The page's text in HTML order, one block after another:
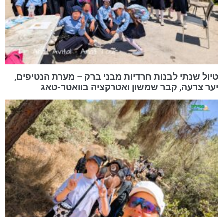
טיול שנתי לבנות חרדיות מבני ברק – מערת הנטיפים,
יער צרעה, קבר שמשון ואטרקציה בוואטר-טאג